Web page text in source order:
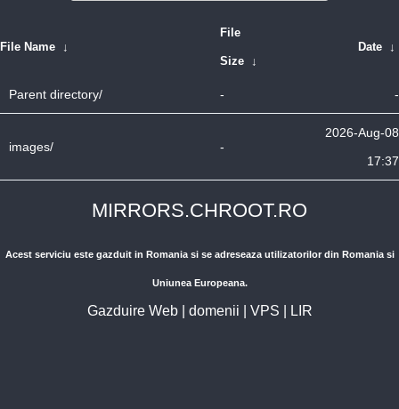
File Name ↓
File
Size ↓
Date ↓
Parent directory/ - -
images/ -
2026-Aug-08
17:37
MIRRORS.CHROOT.RO
Acest serviciu este gazduit in Romania si se adreseaza utilizatorilor din Romania si
Uniunea Europeana.
Gazduire Web| domenii VPS LIR